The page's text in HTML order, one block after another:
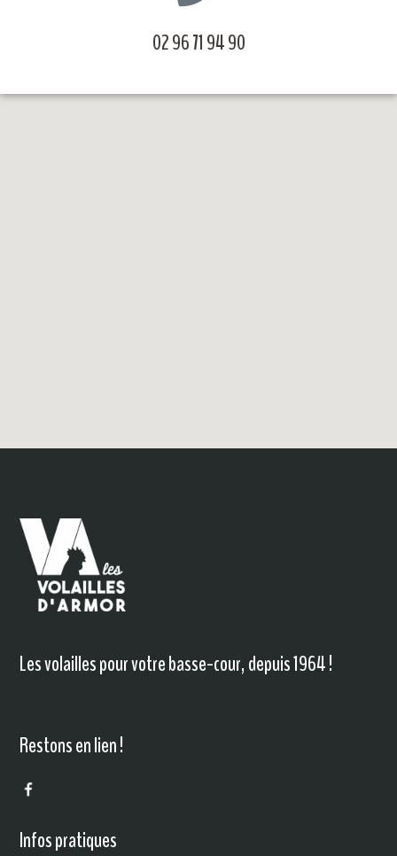
02 96 71 94 90
Les volailles pour votre basse-cour, depuis 1964 !
Restons en lien !
Infos pratiques